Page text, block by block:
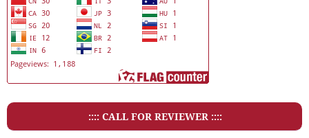
:::: CALL FOR REVIEWER ::::